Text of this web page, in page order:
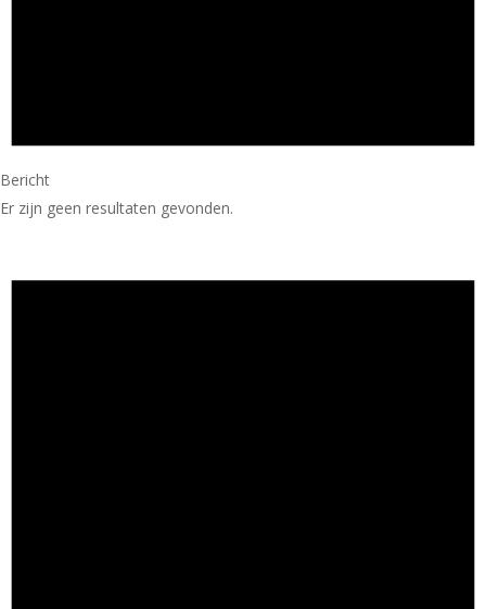
Bericht
Er zijn geen resultaten gevonden.